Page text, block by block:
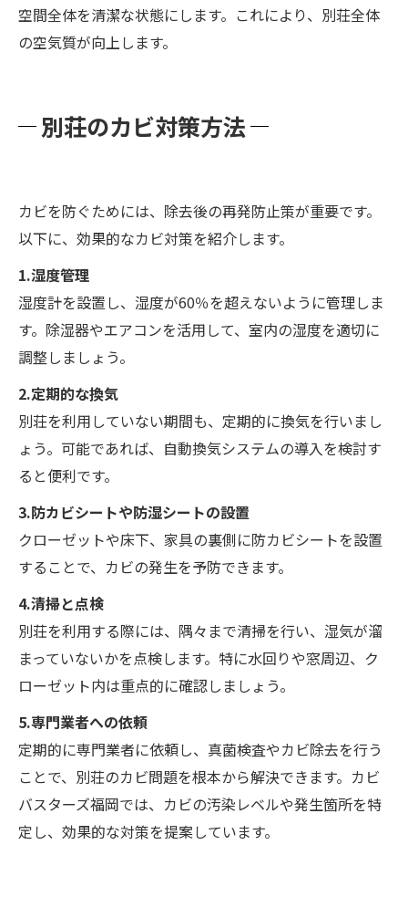
空間全体を清潔な状態にします。これにより、別荘全体
の空気質が向上します。
別荘のカビ対策方法
カビを防ぐためには、除去後の再発防止策が重要です。
以下に、効果的なカビ対策を紹介します。
1.湿度管理
湿度計を設置し、湿度が60％を超えないように管理しま
す。除湿器やエアコンを活用して、室内の湿度を適切に
調整しましょう。
2.定期的な換気
別荘を利用していない期間も、定期的に換気を行いまし
ょう。可能であれば、自動換気システムの導入を検討す
ると便利です。
3.防カビシートや防湿シートの設置
クローゼットや床下、家具の裏側に防カビシートを設置
することで、カビの発生を予防できます。
4.清掃と点検
別荘を利用する際には、隅々まで清掃を行い、湿気が溜
まっていないかを点検します。特に水回りや窓周辺、ク
ローゼット内は重点的に確認しましょう。
5.専門業者への依頼
定期的に専門業者に依頼し、真菌検査やカビ除去を行う
ことで、別荘のカビ問題を根本から解決できます。カビ
バスターズ福岡では、カビの汚染レベルや発生箇所を特
定し、効果的な対策を提案しています。